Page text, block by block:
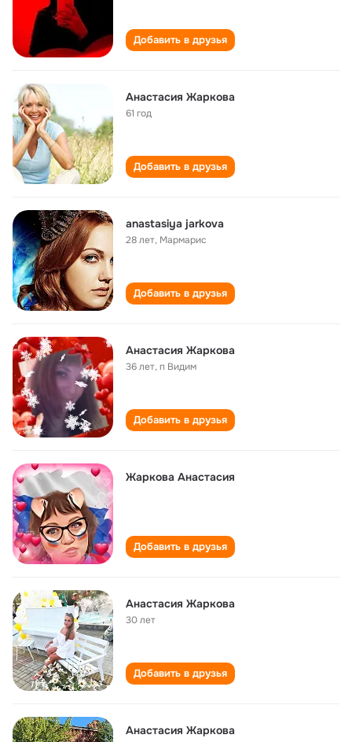
Добавить в друзья
Анастасия Жаркова
61 год
Добавить в друзья
anastasiya jarkova
28 лет, Мармарис
Добавить в друзья
Анастасия Жаркова
36 лет,п Видим
Добавить в друзья
Жаркова Анастасия
Добавить в друзья
Анастасия Жаркова
30 лет
Добавить в друзья
Анастасия Жаркова